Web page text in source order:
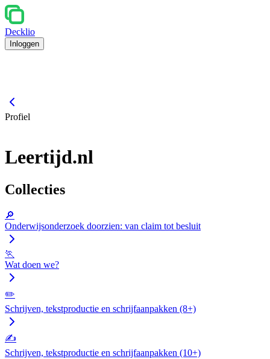
Decklio
Inloggen
Profiel
Leertijd.nl
Collecties
🔎
Onderwijsonderzoek doorzien: van claim tot besluit
🏃
Wat doen we?
✏️
Schrijven, tekstproductie en schrijfaanpakken (8+)
✍️
Schrijven, tekstproductie en schrijfaanpakken (10+)